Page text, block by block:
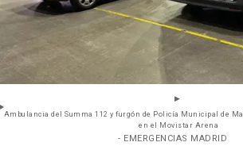
Ambulancia del Summa 112 y furgón de Policía Municipal de
en el Movistar Arena
- EMERGENCIAS MADRID